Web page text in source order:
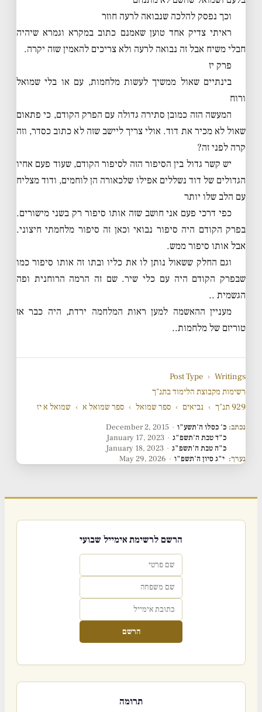
וכך נפסק להלכה שנבואה לרעה חוזר
ראיתי צדיק אחד טוען שאמנם כתוב במקרא וגמרא שיהיה
חבלי משיח אבל זה נבואה לרעה ולא צריכים להאמין שזה יקרה.
פרק יז
בינתיים שאול ממשיך לעשות מלחמות, עם או בלי שמואל
ורוח
המעשה הזה כמובן סתירה גדולה עם הפרק הקודם, כי פתאום
שאול לא מכיר את דוד. אולי צריך ליישב שזה לא כתוב כסדר, וזה
קרה לפני זה?
יש קשר גדול בין הסיפור הזה לסיפור הקודם, שעוד פעם אחיו
הגדולים של דוד נשללים אפילו שלכאורה הן לוחמים, ודוד מצליח
עם הלב שלו יותר
כפי דרכי פעם אני חושב שזה אותו סיפור רק בשני מישורים.
בפרק הקודם היה סיפור נבואי וכאן זה סיפור מלחמתי חיצוני.
אבל אותו סיפור ממש.
וגם החלק ששאול נותן לו את כליו ובתו זה אותו סיפור כמו
שבפרק הקודם היה עם כלי שיר. שם זה הרמה הרוחנית ופה
הגשמית ..
מעניין ההאשמה למען ראות המלחמה ירדת, היה כבר אז
טוריזם של מלחמות..
Post Type › Writings
רשימות מקבוצת הלימוד בתנ"ך
929 תנ"ך
› נביאים › ספר שמואל › ספר שמואל א › שמואל א יז
נכתב: כ' כסלו ה'תשע"ו ·
December 2, 2015
כ"ד טבת ה'תשפ"ג ·
January 17, 2023
כ"ה טבת ה'תשפ"ג ·
January 18, 2023
נערך: י"ג סיון ה'תשפ"ו ·
May 29, 2026
הרשם לרשימת אימייל שבועי
הרשם
תרומה